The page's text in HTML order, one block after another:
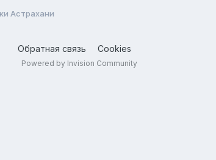
Астрахани
Обратная связь Cookies
Powered by Invision Community